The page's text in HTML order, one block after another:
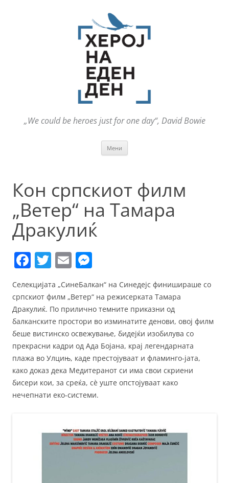
„We could be heroes just for one day“, David Bowie
Мени
Кон српскиот филм
„Ветер“ на Тамара
Дракулиќ
F
c
e
b
o
o
k
T
w
itt
er
E
m
ai
l
ss
e
n
g
er
Селекцијата „СинеБалкан“ на Синедејс финишираше со
српскиот филм „Ветер“ на режисерката Тамара
Дракулиќ. По прилично темните приказни од
балканските простори во изминатите денови, овој филм
беше вистинско освежување, бидејќи изобилува со
прекрасни кадри од Ада Бојана, крај легендарната
плажа во Улцињ, каде престојуваат и фламинго-јата,
како доказ дека Медитеранот си има свои скриени
бисери кои, за среќа, сè уште опстојуваат како
нечепнати еко-системи.